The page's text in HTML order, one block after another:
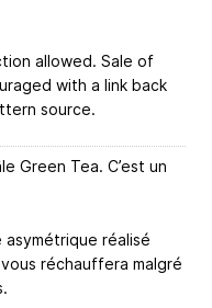
allowed. Sale of
with a link back
source.
Green Tea. C’est un
asymétrique réalisé
réchauffera malgré